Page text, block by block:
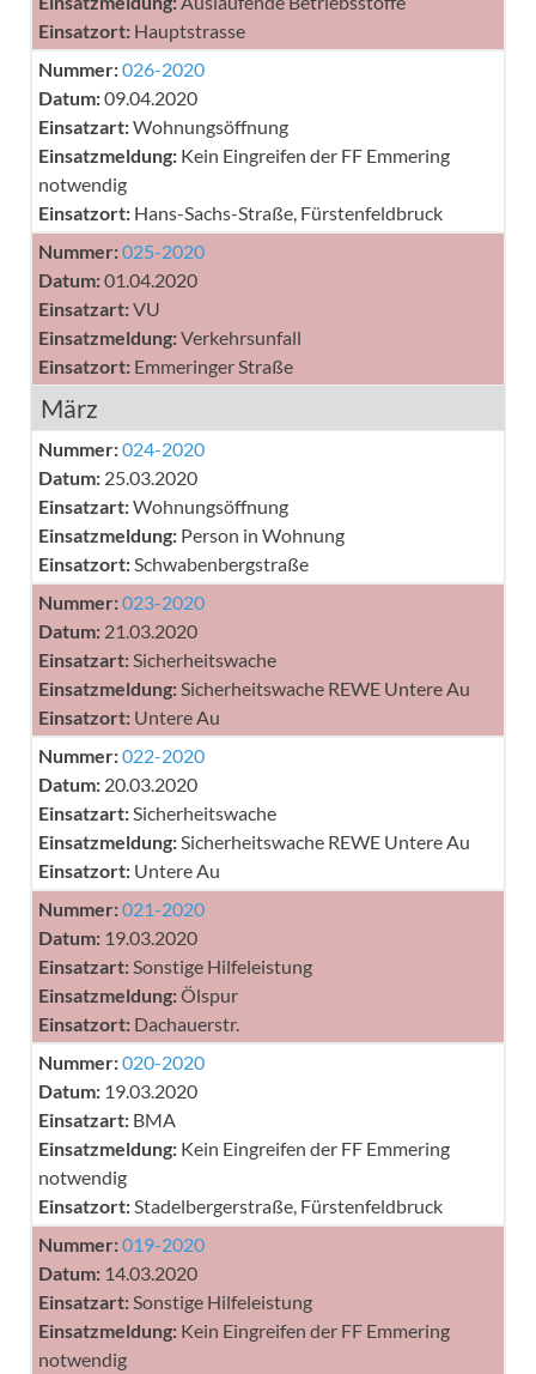
Einsatzort: Hauptstrasse
Nummer:026-2020
Datum:09.04.2020
Einsatzart:Wohnungsöffnung
Einsatzmeldung: Kein Eingreifen der FF Emmering
notwendig
Einsatzort: Hans-Sachs-Straße, Fürstenfeldbruck
Nummer:025-2020
Datum:01.04.2020
Einsatzart:VU
Einsatzmeldung:Verkehrsunfall
Einsatzort: Emmeringer Straße
März
Nummer:024-2020
Datum: 25.03.2020
Einsatzart:Wohnungsöffnung
Einsatzmeldung: Person in Wohnung
Einsatzort: Schwabenbergstraße
Nummer:023-2020
Datum: 21.03.2020
Einsatzart: Sicherheitswache
Einsatzmeldung: Sicherheitswache REWE Untere Au
Einsatzort: Untere Au
Nummer:022-2020
Datum: 20.03.2020
Einsatzart: Sicherheitswache
Einsatzmeldung: Sicherheitswache REWE Untere Au
Einsatzort: Untere Au
Nummer:021-2020
Datum: 19.03.2020
Einsatzart: Sonstige Hilfeleistung
Einsatzmeldung:Ölspur
Einsatzort: Dachauerstr.
Nummer:020-2020
Datum: 19.03.2020
Einsatzart: BMA
Einsatzmeldung: Kein Eingreifen der FF Emmering
notwendig
Einsatzort: Stadelbergerstraße, Fürstenfeldbruck
Nummer:019-2020
Datum: 14.03.2020
Einsatzart: Sonstige Hilfeleistung
Einsatzmeldung: Kein Eingreifen der FF Emmering
notwendig